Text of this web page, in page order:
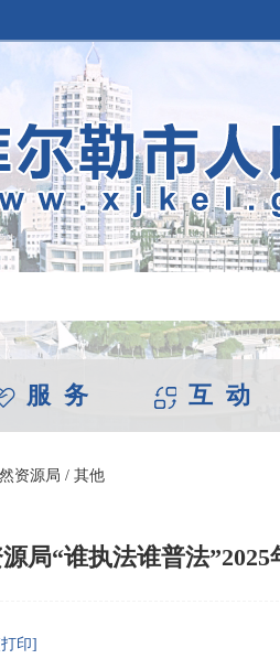
服 务 互 动
资源局 / 其他
局“谁执法谁普法
印]